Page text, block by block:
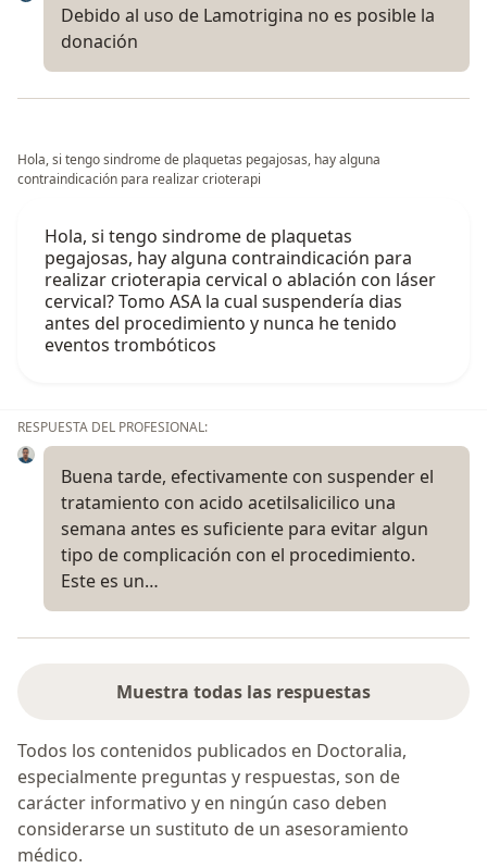
Debido al uso de Lamotrigina no es posible la
donación
Hola, si tengo sindrome de plaquetas pegajosas, hay alguna
contraindicación para realizar crioterapi
Hola, si tengo sindrome de plaquetas
pegajosas, hay alguna contraindicación para
realizar crioterapia cervical o ablación con láser
cervical? Tomo ASA la cual suspendería dias
antes del procedimiento y nunca he tenido
eventos trombóticos
RESPUESTA DEL PROFESIONAL:
Buena tarde, efectivamente con suspender el
tratamiento con acido acetilsalicilico una
semana antes es suficiente para evitar algun
tipo de complicación con el procedimiento.
Este es un…
Muestra todas las respuestas
Todos los contenidos publicados en Doctoralia,
especialmente preguntas y respuestas, son de
carácter informativo y en ningún caso deben
considerarse un sustituto de un asesoramiento
médico.